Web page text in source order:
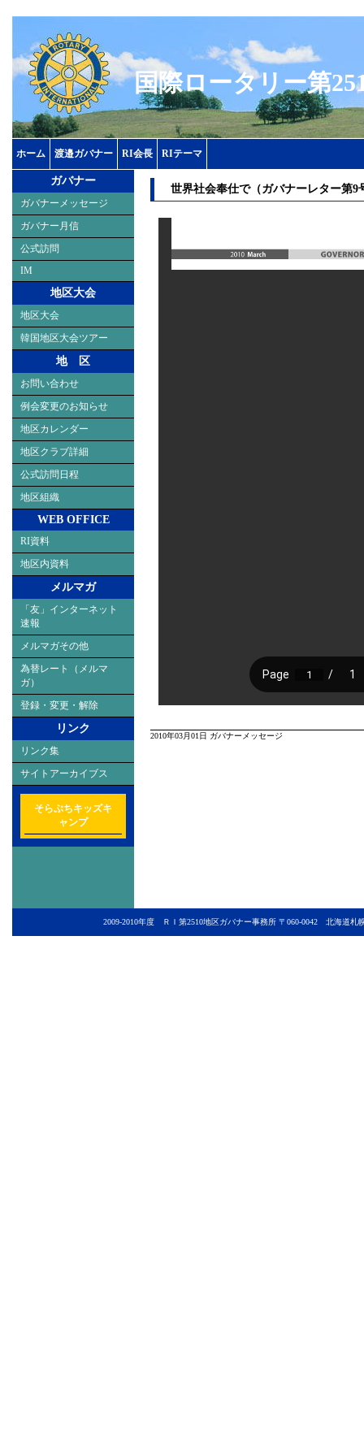
国際ロータリー第
ホーム 渡邉ガバナー RI会長 RIテーマ
ガバナー
ガバナーメッセージ
ガバナー月信
公式訪問
IM
地区大会
地区大会
韓国地区大会ツアー
地 区
お問い合わせ
例会変更のお知らせ
地区カレンダー
地区クラブ詳細
公式訪問日程
地区組織
WEB OFFICE
RI資料
地区内資料
メルマガ
「友」インターネット
速報
メルマガその他
為替レート（メルマ
ガ）
登録・変更・解除
リンク
リンク集
サイトアーカイブス
そらぷちキッズキ
ャンプ
世界社会奉仕で（ガバナーレター第9
2010年03月01日 ガバナーメッセージ
2009-2010年度 ＲＩ第2510地区ガバナー事務所 〒060-0042 北海道札